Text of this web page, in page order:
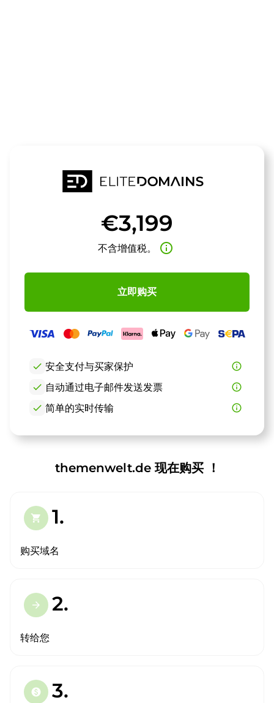
€3,199
不含增值税。 info_outline
立即购买
check 安全支付与买家保护
info_outline
check 自动通过电子邮件发送发票
info_outline
check 简单的实时传输 info_outline
themenwelt.de 现在购买 ！
shopping_cart 1.
购买域名
arrow_forward 2.
转给您
paid 3.